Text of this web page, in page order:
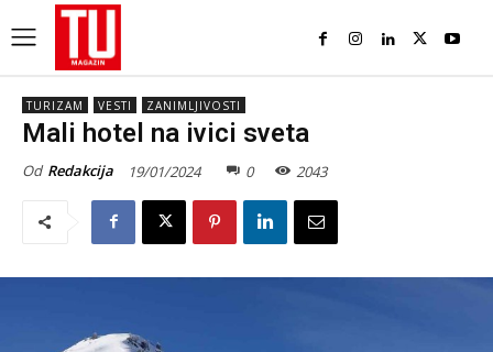
TURIZAM VESTI ZANIMLJIVOSTI
Mali hotel na ivici sveta
Od Redakcija 19/01/2024 0 2043